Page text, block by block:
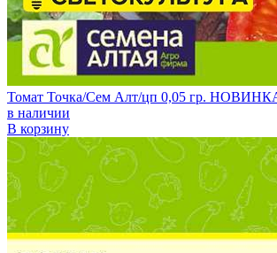
Томат Точка/Сем Алт/цп 0,05 гр.
в наличии
В корзину